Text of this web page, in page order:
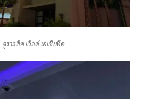
จูราสสิค เวิลด์ เอเชียทีค